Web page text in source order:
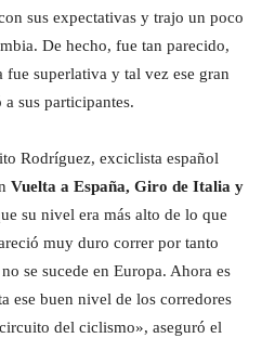
sus expectativas y trajo un poco
De hecho, fue tan parecido,
superlativa y tal vez ese gran
sus participantes.
Rodríguez, exciclista español
Vuelta a España, Giro de Italia y
su nivel era más alto de lo que
muy duro correr por tanto
se sucede en Europa. Ahora es
ese buen nivel de los corredores
del ciclismo», aseguró el